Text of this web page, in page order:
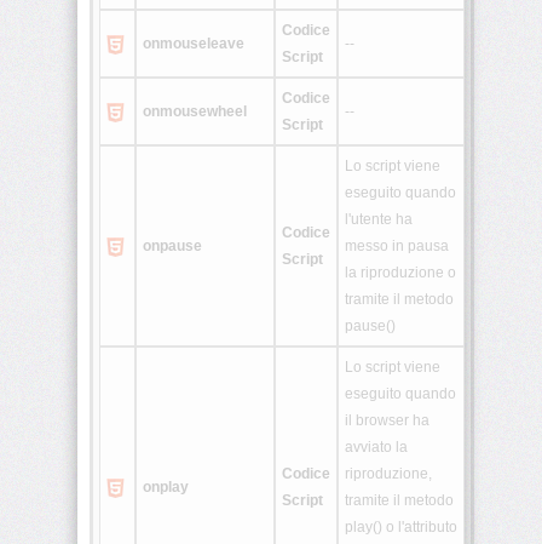
onmouseleave
Codice
Script
--
onmousewheel
Codice
Script
--
onpause
Codice
Script
Lo script viene
eseguito quando
l'utente ha
messo in pausa
la riproduzione o
tramite il metodo
pause()
onplay
Codice
Script
Lo script viene
eseguito quando
il browser ha
avviato la
riproduzione,
tramite il metodo
play() o l'attributo